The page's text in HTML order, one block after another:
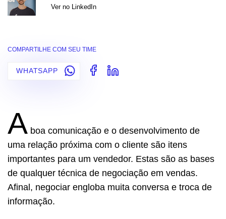
Ver no LinkedIn
COMPARTILHE COM SEU TIME
WHATSAPP
A boa comunicação e o desenvolvimento de
uma relação próxima com o cliente são itens
importantes para um vendedor. Estas são as bases
de qualquer técnica de negociação em vendas.
Afinal, negociar engloba muita conversa e troca de
informação.